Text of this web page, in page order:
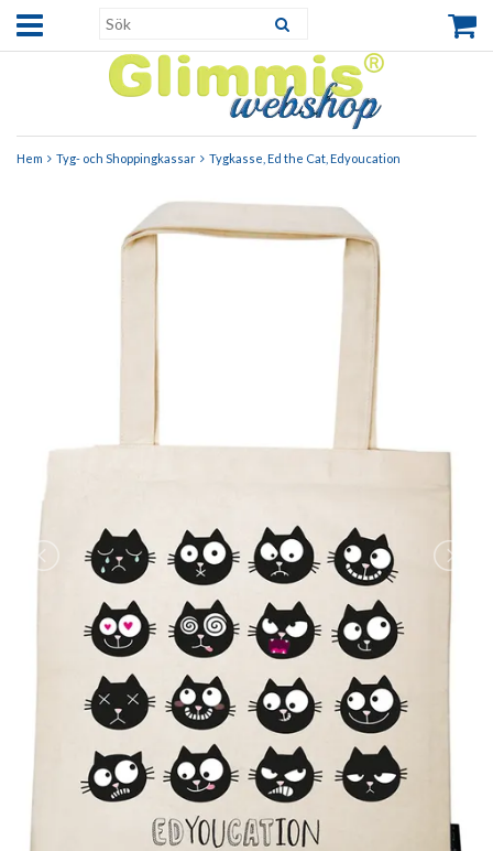
Hem Tyg- och Shoppingkassar Tygkasse, Ed the Cat, Edyoucation